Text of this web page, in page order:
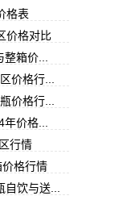
格表
价格对比
箱价...
价格行...
价格行...
价格...
行情
格行情
饮与送...